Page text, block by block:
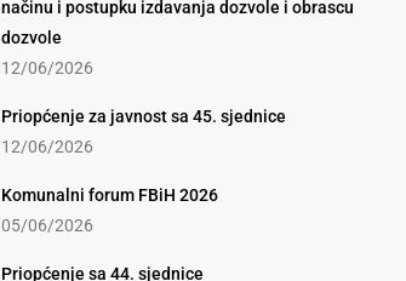
načinu i postupku izdavanja dozvole i obrascu
dozvole
12/06/2026
Priopćenje za javnost sa 45. sjednice
12/06/2026
Komunalni forum FBiH 2026
05/06/2026
Priopćenje sa 44. sjednice